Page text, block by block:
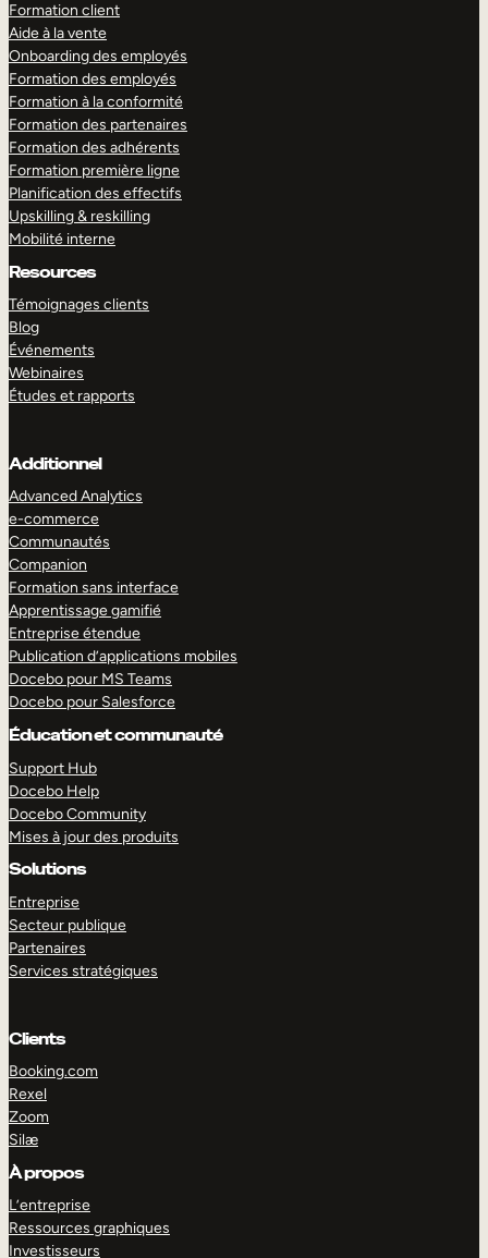
Formation client
Aide à la vente
Onboarding des employés
Formation des employés
Formation à la conformité
Formation des partenaires
Formation des adhérents
Formation première ligne
Planification des effectifs
Upskilling & reskilling
Mobilité interne
Resources
Témoignages clients
Blog
Événements
Webinaires
Études et rapports
Additionnel
Advanced Analytics
e-commerce
Communautés
Companion
Formation sans interface
Apprentissage gamifié
Entreprise étendue
Publication d’applications mobiles
Docebo pour MS Teams
Docebo pour Salesforce
Éducation et communauté
Support Hub
Docebo Help
Docebo Community
Mises à jour des produits
Solutions
Entreprise
Secteur publique
Partenaires
Services stratégiques
Clients
Booking.com
Rexel
Zoom
Silæ
À propos
L’entreprise
Ressources graphiques
Investisseurs